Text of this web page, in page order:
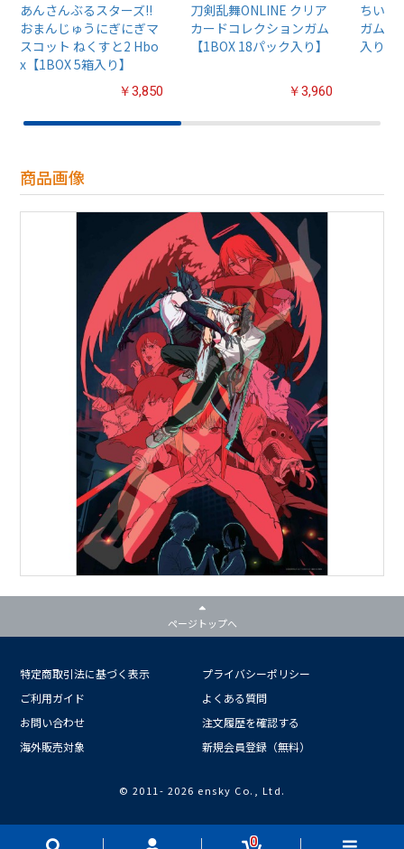
あんさんぶるスターズ!!
おまんじゅうにぎにぎマ
スコット ねくすと2 Hbo
x【1BOX 5箱入り】
￥3,850
刀剣乱舞ONLINE クリア
カードコレクションガム
【1BOX 18パック入り】
￥3,960
ちいか
ガム4
入り】
商品画像
0
ページトップへ
特定商取引法に基づく表示
プライバシーポリシー
ご利用ガイド
よくある質問
お問い合わせ
注文履歴を確認する
海外販売対象
新規会員登録（無料）
© 2011- 2026 ensky Co., Ltd.